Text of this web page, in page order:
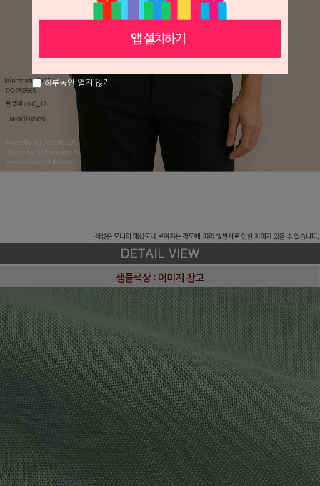
하루동안 열지 않기